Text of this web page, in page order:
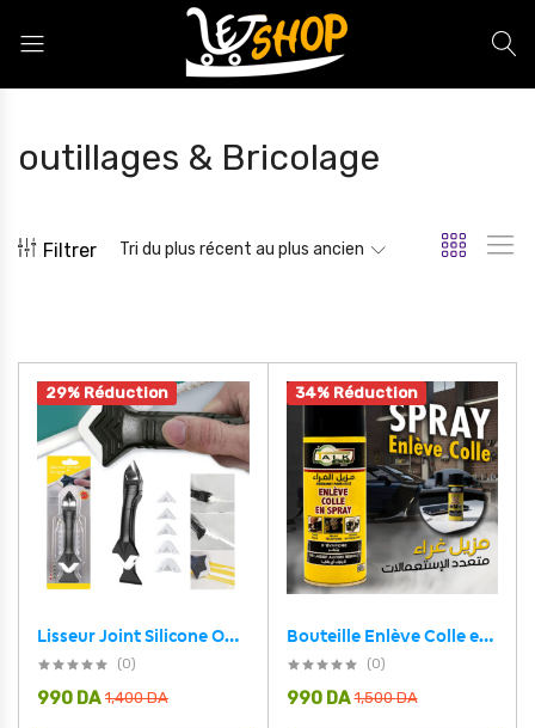
outillages & Bricolage
Filtrer Tri du plus récent au plus ancien
29% Réduction
Lisseur Joint Silicone Outil 5 en 1 pour Tous Types de Joints
(0)
1,400DA
990 DA
34% Réduction
Bouteille Enlève Colle en Spray – مزيل غراء متعدد الإستعمالات
(0)
1,500DA
990 DA